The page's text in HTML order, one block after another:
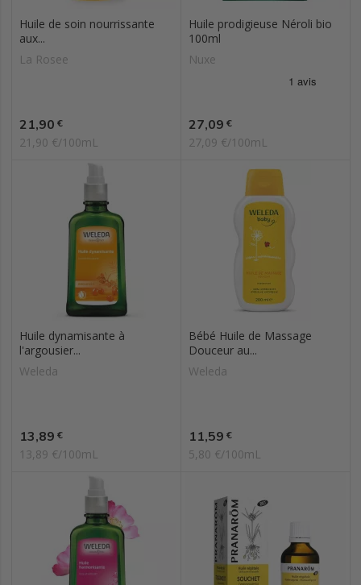
Huile de soin nourrissante
aux...
La Rosee
Prix
21,90 €
21,90 €/100mL
Huile prodigieuse Néroli bio
100ml
Nuxe
Prix
27,09 €
27,09 €/100mL
Huile dynamisante à
l'argousier...
Weleda
Prix
13,89 €
13,89 €/100mL
Bébé Huile de Massage
Douceur au...
Weleda
Prix
11,59 €
5,80 €/100mL